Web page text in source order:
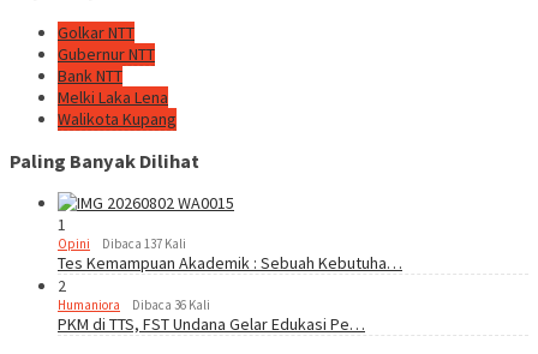
Golkar NTT
Gubernur NTT
Bank NTT
Melki Laka Lena
Walikota Kupang
Paling Banyak Dilihat
1
Opini Dibaca 137 Kali
Tes Kemampuan Akademik : Sebuah Kebutuha…
2
Humaniora Dibaca 36 Kali
PKM di TTS, FST Undana Gelar Edukasi Pe…